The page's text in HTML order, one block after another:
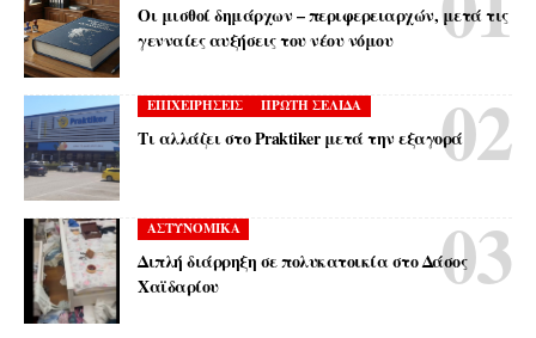
Οι μισθοί δημάρχων – περιφερειαρχών, μετά τις
γενναίες αυξήσεις του νέου νόμου
ΕΠΙΧΕΙΡΗΣΕΙΣ ΠΡΩΤΗ ΣΕΛΙΔΑ
Τι αλλάζει στο Praktiker μετά την εξαγορά
ΑΣΤΥΝΟΜΙΚΑ
Διπλή διάρρηξη σε πολυκατοικία στο Δάσος
Χαϊδαρίου